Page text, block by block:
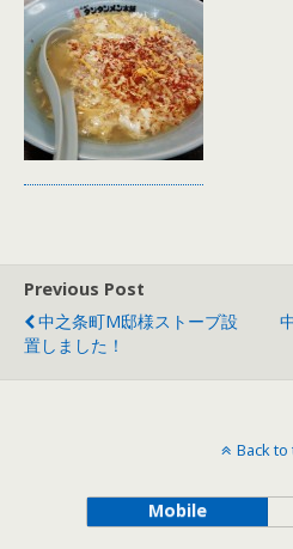
Previous Post
中之条町M邸様ストーブ設
置しました！
Back to
Mobile